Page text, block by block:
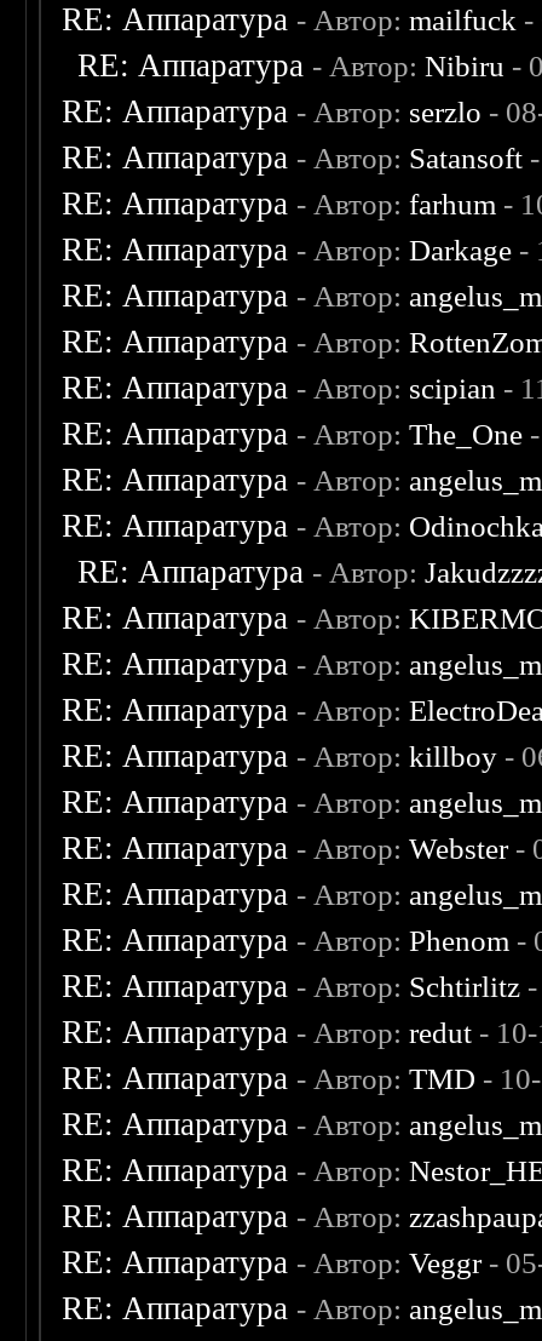
RE: Аппаратура - Автор:mailfuck -
RE: Аппаратура - Автор:Nibiru -
RE: Аппаратура - Автор: serzlo -
RE: Аппаратура - Автор: Satansoft
RE: Аппаратура - Автор:farhum -
RE: Аппаратура - Автор:Darkage -
RE: Аппаратура - Автор:
RE: Аппаратура - Автор:
RE: Аппаратура - Автор: scipian -
RE: Аппаратура - Автор:The_One
RE: Аппаратура - Автор:
RE: Аппаратура - Автор:
RE: Аппаратура - Автор:
RE: Аппаратура - Автор:
RE: Аппаратура - Автор:
RE: Аппаратура - Автор:
RE: Аппаратура - Автор:killboy -
RE: Аппаратура - Автор:
RE: Аппаратура - Автор:Webster-
RE: Аппаратура - Автор:
RE: Аппаратура - Автор:Phenom -
RE: Аппаратура - Автор: Schtirlitz
RE: Аппаратура - Автор:redut -
RE: Аппаратура - Автор:TMD -
RE: Аппаратура - Автор:
RE: Аппаратура - Автор:
RE: Аппаратура - Автор:
RE: Аппаратура - Автор:Veggr-
RE: Аппаратура - Автор: